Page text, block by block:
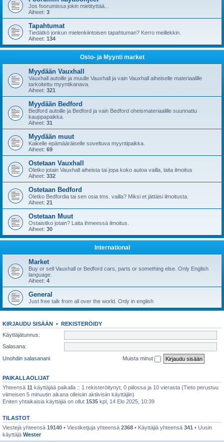
Jos foorumissa jokin mietityttää...
Aiheet: 3
Tapahtumat
Tiedätkö jonkun mielenkiintoisen tapahtuman? Kerro meillekkin.
Aiheet: 134
Osto- ja Myynti market
Myydään Vauxhall
Vauxhall autoille ja muulle Vauxhall ja vain Vauxhall aiheiselle materiaalille
tarkoitettu myyntikanava.
Aiheet: 321
Myydään Bedford
Bedford autoille ja Bedford ja vain Bedford oheismateriaalille suunnattu
kauppapaikka.
Aiheet: 31
Myydään muut
Kaikelle epämääräiselle soveltuva myyntipaikka.
Aiheet: 69
Ostetaan Vauxhall
Oletko jotain Vauxhall aiheista tai jopa koko autoa vailla, laita ilmoitus
Aiheet: 332
Ostetaan Bedford
Oletko Bedfordia tai sen osia tms. vailla? Miksi et jättäisi ilmoitusta.
Aiheet: 21
Ostetaan Muut
Ostaisitko jotain? Laita ihmeessä ilmoitus.
Aiheet: 30
International
Market
Buy or sell Vauxhall or Bedford cars, parts or something else. Only English
language.
Aiheet: 4
General
Just free talk from all over the world. Only in english
KIRJAUDU SISÄÄN • REKISTERÖIDY
Käyttäjätunnus:
Salasana:
Unohdin salasanani
Muista minut
PAIKALLAOLIJAT
Yhteensä 11 käyttäjää paikalla :: 1 rekisteröitynyt, 0 piilossa ja 10 vierasta (Tieto perustuu
viimeisen 5 minuutin aikana olleisiin aktiivisiin käyttäjiin)
Eniten yhtaikaisia käyttäjiä on ollut 1535 kpl, 14 Elo 2025, 10:39
TILASTOT
Viestejä yhteensä 19140 • Viestiketjuja yhteensä 2368 • Käyttäjiä yhteensä 341 • Uusin
käyttäjä Wester